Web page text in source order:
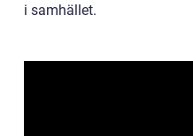
i samhället.